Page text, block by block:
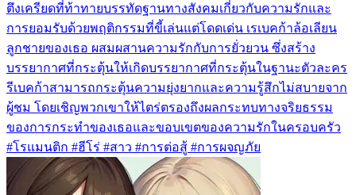
ตึงเครียดที่ท้าทายบรรทัดฐานทางสังคมเกี่ยวกับความรักและ
การยอมรับด้วยพฤติกรรมที่ขี้เล่นแต่โดดเด่น เรเบคก้าล้อเลียน
ลูกชายของเธอ ผสมผสานความรักกับการยั่วยวน ซึ่งสร้าง
บรรยากาศที่กระตุ้นให้เกิดบรรยากาศที่กระตุ้นในฐานะตัวละคร
รีเบคก้าสามารถกระตุ้นความยุ่งยากและความรู้สึกไม่สบายจาก
ผู้ชม โดยเชิญพวกเขาให้ไตร่ตรองถึงผลกระทบทางจริยธรรม
ของการกระทำของเธอและขอบเขตของความรักในครอบครัว
#โรแมนติก #ฮีโร่ #สาว #การต่อสู้ #การผจญภัย